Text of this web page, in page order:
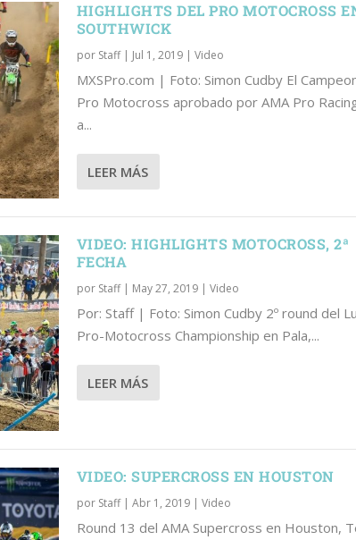
HIGHLIGHTS DEL PRO MOTOCROSS
SOUTHWICK
por Staff| Jul 1, 2019| Video
MXSPro.com | Foto: Simon Cudby El
Pro Motocross aprobado por AMA Pro
a...
LEER MÁS
VIDEO: HIGHLIGHTS MOTOCROSS, 2ª
FECHA
por Staff| May 27, 2019| Video
Por: Staff | Foto: Simon Cudby 2º round del
Pro-Motocross Championship en Pala,...
LEER MÁS
VIDEO: SUPERCROSS EN HOUSTON
por Staff| Abr 1, 2019| Video
Round 13 del AMA Supercross en Houston,